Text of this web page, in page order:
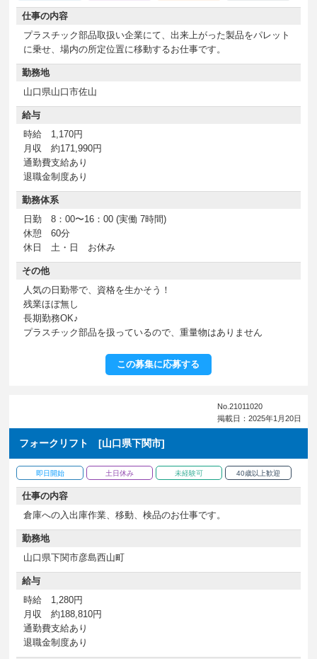
仕事の内容
プラスチック部品取扱い企業にて、出来上がった製品をパレット
に乗せ、場内の所定位置に移動するお仕事です。
勤務地
山口県山口市佐山
給与
時給 1,170円
月収 約171,990円
通勤費支給あり
退職金制度あり
勤務体系
日勤 8：00〜16：00 (実働 7時間)
休憩 60分
休日 土・日 お休み
その他
人気の日勤帯で、資格を生かそう！
残業ほぼ無し
長期勤務OK♪
プラスチック部品を扱っているので、重量物はありません
この募集に応募する
No.21011020
掲載日：2025年1月20日
フォークリフト [山口県下関市]
即日開始 土日休み 未経験可 40歳以上歓迎
仕事の内容
倉庫への入出庫作業、移動、検品のお仕事です。
勤務地
山口県下関市彦島西山町
給与
時給 1,280円
月収 約188,810円
通勤費支給あり
退職金制度あり